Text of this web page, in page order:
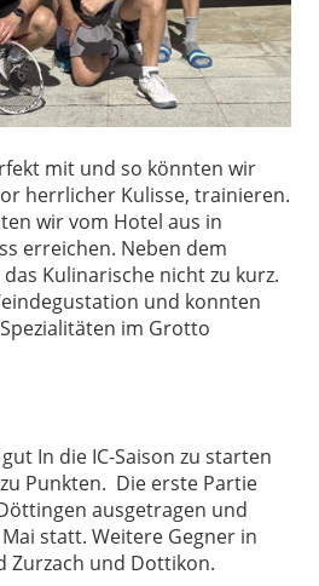
mit und so könnten wir
herrlicher Kulisse, trainieren.
wir vom Hotel aus in
erreichen. Neben dem
Kulinarische nicht zu kurz.
und konnten
im Grotto
In die IC-Saison zu starten
Punkten. Die erste Partie
ausgetragen und
statt. Weitere Gegner in
Zurzach und Dottikon.